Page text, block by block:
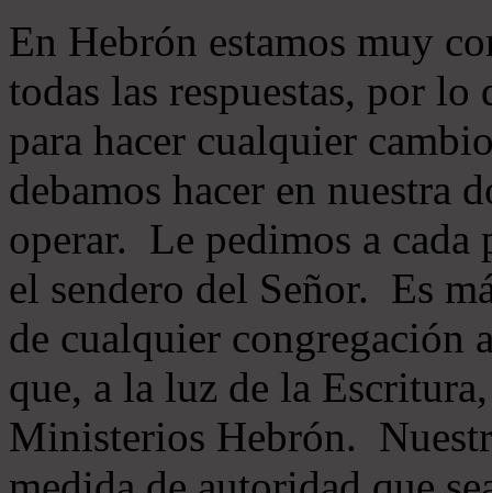
En Hebrón estamos muy
todas las respuestas, por
para hacer cualquier
debamos hacer en nuestra
operar. Le pedimos a cada
el sendero del Señor. Es
de cualquier congregación
que, a la luz de la
Ministerios Hebrón.